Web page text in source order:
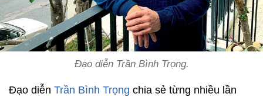
Đạo diễn Trần Bình Trọng.
Đạo diễn Trần Bình Trọng chia sẻ từng nhiều lần